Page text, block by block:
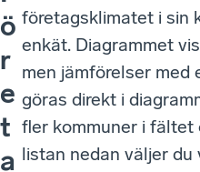
ö
r
e
t
a
företagsklimatet i sin
enkät. Diagrammet
men jämförelser med
göras direkt i
fler kommuner i fältet
listan nedan väljer